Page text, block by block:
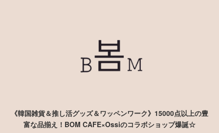
《韓国雑貨＆推し活グッズ＆ワッペンワーク》15000点以上の豊
富な品揃え！BOM CAFE×Ossiのコラボショップ爆誕☆